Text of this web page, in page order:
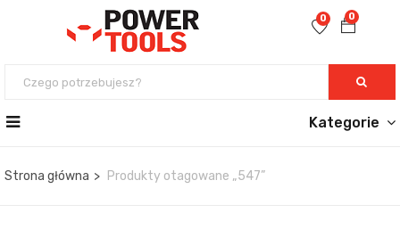
0
0
Kategorie
Strona główna Produkty otagowane „547”